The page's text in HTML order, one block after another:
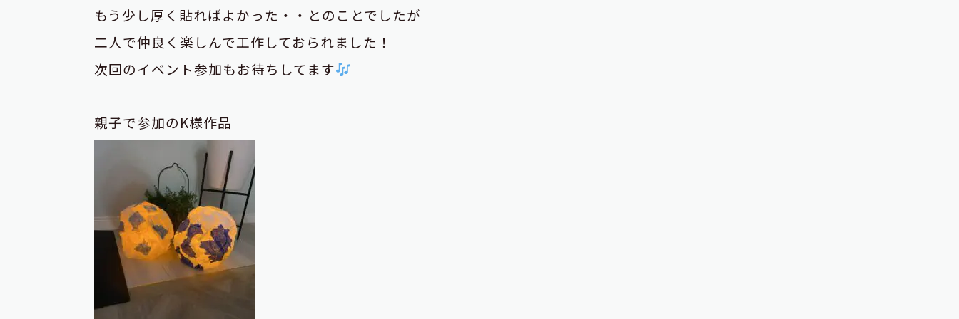
もう少し厚く貼ればよかった・・とのことでしたが
二人で仲良く楽しんで工作しておられました！
次回のイベント参加もお待ちしてます
親子で参加のK様作品